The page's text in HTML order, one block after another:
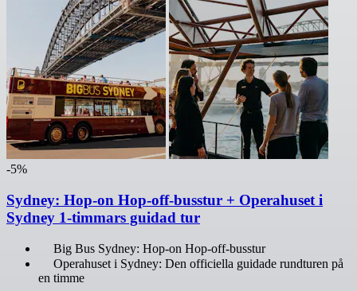
-5%
Sydney: Hop-on Hop-off-busstur + Operahuset i
Sydney 1-timmars guidad tur
Big Bus Sydney: Hop-on Hop-off-busstur
Operahuset i Sydney: Den officiella guidade rundturen på
en timme